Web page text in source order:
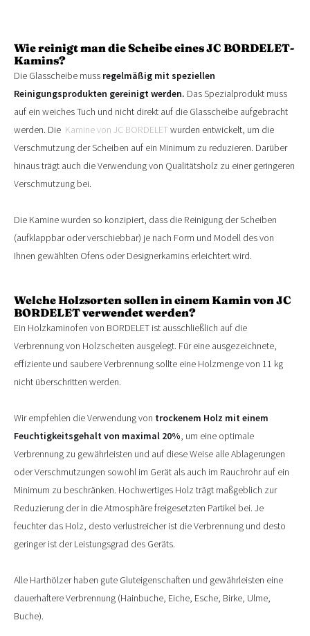
Wie reinigt man die Scheibe eines JC BORDELET-
Kamins?
Die Glasscheibe muss regelmäßig mit speziellen
Reinigungsprodukten gereinigt werden. Das Spezialprodukt muss
auf ein weiches Tuch und nicht direkt auf die Glasscheibe aufgebracht
werden. Die Kamine von JC BORDELETwurden entwickelt, um die
Verschmutzung der Scheiben auf ein Minimum zu reduzieren. Darüber
hinaus trägt auch die Verwendung von Qualitätsholz zu einer geringeren
Verschmutzung bei.
Die Kamine wurden so konzipiert, dass die Reinigung der Scheiben
(aufklappbar oder verschiebbar) je nach Form und Modell des von
Ihnen gewählten Ofens oder Designerkamins erleichtert wird.
Welche Holzsorten sollen in einem Kamin von JC
BORDELET verwendet werden?
Ein Holzkaminofen von BORDELET ist ausschließlich auf die
Verbrennung von Holzscheiten ausgelegt. Für eine ausgezeichnete,
effiziente und saubere Verbrennung sollte eine Holzmenge von 11 kg
nicht überschritten werden.
Wir empfehlen die Verwendung von trockenem Holz mit einem
Feuchtigkeitsgehalt von maximal 20%, um eine optimale
Verbrennung zu gewährleisten und auf diese Weise alle Ablagerungen
oder Verschmutzungen sowohl im Gerät als auch im Rauchrohr auf ein
Minimum zu beschränken. Hochwertiges Holz trägt maßgeblich zur
Reduzierung der in die Atmosphäre freigesetzten Partikel bei. Je
feuchter das Holz, desto verlustreicher ist die Verbrennung und desto
geringer ist der Leistungsgrad des Geräts.
Alle Harthölzer haben gute Gluteigenschaften und gewährleisten eine
dauerhaftere Verbrennung (Hainbuche, Eiche, Esche, Birke, Ulme,
Buche).